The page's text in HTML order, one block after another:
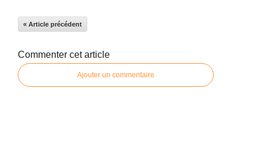
« Article précédent
Commenter cet article
Ajouter un commentaire